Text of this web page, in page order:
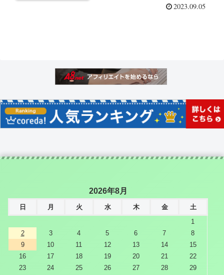
2023.09.05
2026年8月
日 月 火 水 木 金
土
1
2
3 4 5 6 7
8
9
10 11 12 13 14
15
16
17 18 19 20 21
22
23
24 25 26 27 28
29